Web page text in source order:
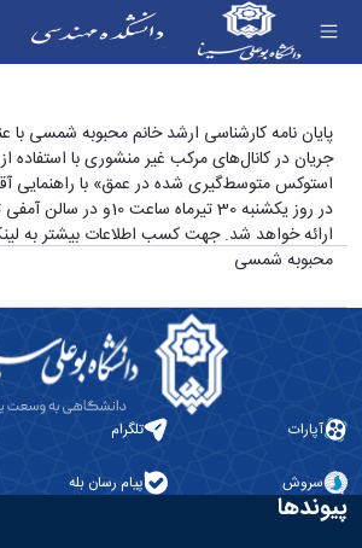
دانشکده
درباره
دانشکده
تاریخچه
ریاست
دانشکده
روسای
تماس
سازمان
دانشکده
معاونت
آموزشی
آموزش
دوره
کارشناسی
فرم
ها
و
آموزشی
تحصیلات
تکمیلی
فرم
ها
پژوهش
پژوهش
هفته
پژوهش
کارگاه ها
آزمایشگاه
عمران
مکانیک
گروه
اساتید
اساتید
دانشکده
بازنشسته
های
آموزشی
های
مواد
عمران
مهندسی
ایان نامه کارشناسی ارشد خانم
عنوان «مطالعه تحلیلی جریان در
غیر منشوری با استفاده از
متوسط‌گیری شده در عمق» -
مهندسی
پایان نامه کارشناسی ارشد خانم محبوبه شمسی با
جریان در کانال‌های مرکب غیر منشوری با استفاده
استوکس متوسط‌گیری شده در عمق» با راهنمایی
در روز یکشنبه 30 تیرماه
ارائه خواهد شد. جهت کسب اطلاعات بیشتر به
محبوبه شمسی
آپارات تلگرام
سروش پیام رسان بله
پیوندها